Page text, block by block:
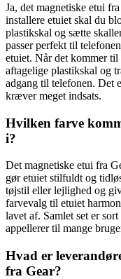
Ja, det magnetiske etui
installere etuiet skal du
plastikskal og sætte
passer perfekt til
etuiet. Når det kommer til
aftagelige plastikskal og
adgang til telefonen. Det
kræver meget indsats.
Hvilken farve
i?
Det magnetiske etui fra
gør etuiet stilfuldt og
tøjstil eller lejlighed og
farvevalg til etuiet
lavet af. Samlet set er
appellerer til mange
Hvad er
fra Gear?